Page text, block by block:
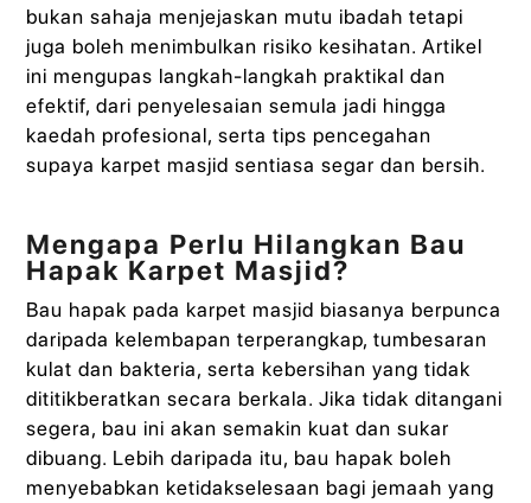
bukan sahaja menjejaskan mutu ibadah tetapi
juga boleh menimbulkan risiko kesihatan. Artikel
ini mengupas langkah-langkah praktikal dan
efektif, dari penyelesaian semula jadi hingga
kaedah profesional, serta tips pencegahan
supaya karpet masjid sentiasa segar dan bersih.
Mengapa Perlu Hilangkan Bau
Hapak Karpet Masjid?
Bau hapak pada karpet masjid biasanya berpunca
daripada kelembapan terperangkap, tumbesaran
kulat dan bakteria, serta kebersihan yang tidak
dititikberatkan secara berkala. Jika tidak ditangani
segera, bau ini akan semakin kuat dan sukar
dibuang. Lebih daripada itu, bau hapak boleh
menyebabkan ketidakselesaan bagi jemaah yang